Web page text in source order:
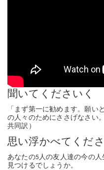
聞いてくださいく
「まず第一に勧めます。願い
の人々のためにささげなさい
共同訳）
思い浮かべてくだ
あなたの5人の友人達の今の
見つけるでしょうか。